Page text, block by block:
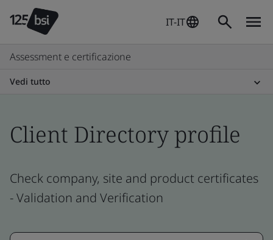
IT-IT
Assessment e certificazione
Vedi tutto
Client Directory profile
Check company, site and product certificates
- Validation and Verification